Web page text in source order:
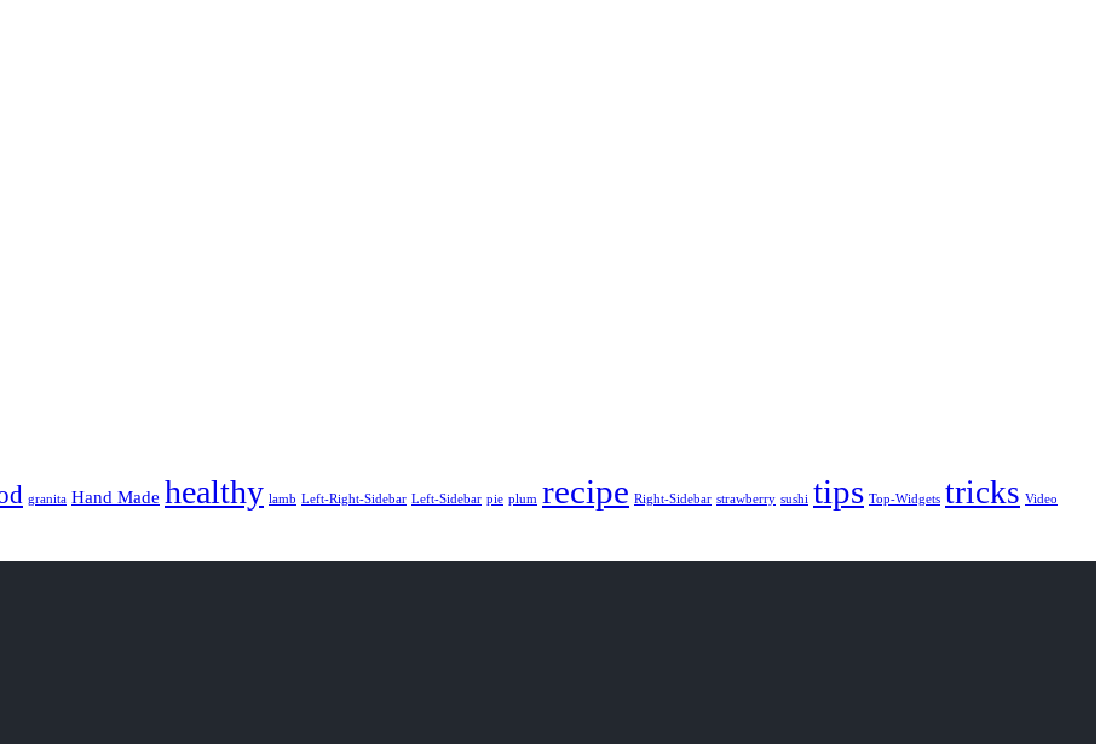
granita Hand Made healthy lamb Left-Right-Sidebar Left-Sidebar pie plum recipe Right-Sidebar strawberry sushi tips Top-Widgets tricks Video